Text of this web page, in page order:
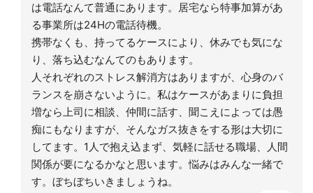
は電話なんて普通にあります。居宅なら特事加算があ
る事業所は24Hの電話待機。
携帯なくも、持ってるケースにより、休みでも気にな
り、落ち込むなんてのもあります。
人それぞれのストレス解消方はありますが、心身のバ
ランスを崩さないように。私はケースがあまりに負担
増なら上司に相談、仲間に話す、聞こえによっては愚
痴にもなりますが、そんなガス抜きをする形は大切に
してます。1人で抱え込まず、気軽に話せる職場、人間
関係が要になるかなと思います。悩みはみんな一緒で
す。ぼちぼちいきましょうね。